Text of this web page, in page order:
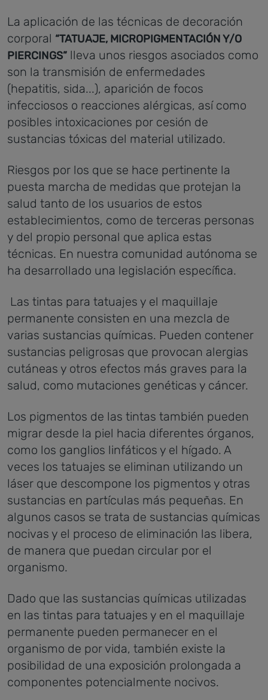
La aplicación de las técnicas de decoración
corporal “TATUAJE, MICROPIGMENTACIÓN Y/O
PIERCINGS” lleva unos riesgos asociados como
son la transmisión de enfermedades
(hepatitis, sida...), aparición de focos
infecciosos o reacciones alérgicas, así como
posibles intoxicaciones por cesión de
sustancias tóxicas del material utilizado.
Riesgos por los que se hace pertinente la
puesta marcha de medidas que protejan la
salud tanto de los usuarios de estos
establecimientos, como de terceras personas
y del propio personal que aplica estas
técnicas. En nuestra comunidad autónoma se
ha desarrollado una legislación específica.
Las tintas para tatuajes y el maquillaje
permanente consisten en una mezcla de
varias sustancias químicas. Pueden contener
sustancias peligrosas que provocan alergias
cutáneas y otros efectos más graves para la
salud, como mutaciones genéticas y cáncer.
Los pigmentos de las tintas también pueden
migrar desde la piel hacia diferentes órganos,
como los ganglios linfáticos y el hígado. A
veces los tatuajes se eliminan utilizando un
láser que descompone los pigmentos y otras
sustancias en partículas más pequeñas. En
algunos casos se trata de sustancias químicas
nocivas y el proceso de eliminación las libera,
de manera que puedan circular por el
organismo.
Dado que las sustancias químicas utilizadas
en las tintas para tatuajes y en el maquillaje
permanente pueden permanecer en el
organismo de por vida, también existe la
posibilidad de una exposición prolongada a
componentes potencialmente nocivos.